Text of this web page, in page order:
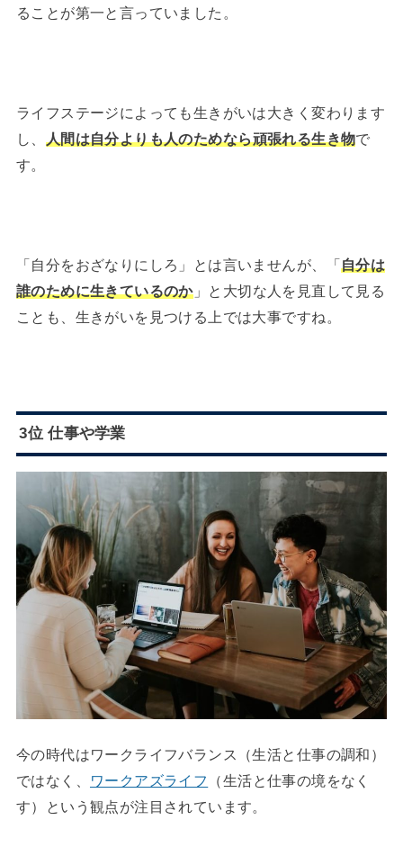
ることが第一と言っていました。
ライフステージによっても生きがいは大きく変わります
し、 人間は自分よりも人のためなら頑張れる生き物で
す。
「自分をおざなりにしろ」とは言いませんが、「自分は
誰のために生きているのか」と大切な人を見直して見る
ことも、生きがいを見つける上では大事ですね。
3位 仕事や学業
今の時代はワークライフバランス（生活と仕事の調和）
ではなく、
ワークアズライフ
（生活と仕事の境をなく
す）という観点が注目されています。